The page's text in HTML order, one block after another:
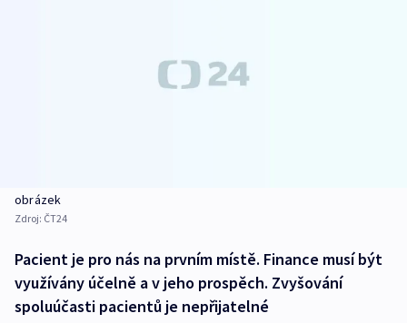
obrázek
Zdroj: ČT24
Pacient je pro nás na prvním místě. Finance musí být
využívány účelně a v jeho prospěch. Zvyšování
spoluúčasti pacientů je nepřijatelné